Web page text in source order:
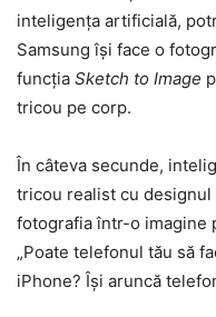
inteligența artificială,
Samsung își face o
funcția Sketch to Image
tricou pe corp.
În câteva secunde,
tricou realist cu
fotografia într-o imagine
„Poate telefonul tău să
iPhone? Își aruncă